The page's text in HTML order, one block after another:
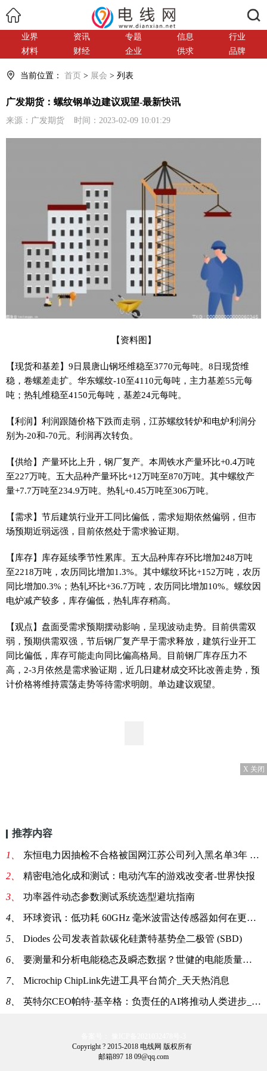
业界 资讯 专题 信息
行业
材料
财经 企业 供求 品牌
当前位置： 首页 > 展会 > 列表
广发期货：螺纹钢单边建议观望-最新快讯
来源：广发期货 时间：2023-02-09 10:01:29
【资料图】
【现货和基差】9日晨唐山钢坯维稳至3770元每吨。8日现货维
稳，卷螺差走扩。华东螺纹-10至4110元每吨，主力基差55元每
吨；热轧维稳至4150元每吨，基差24元每吨。
【利润】利润跟随价格下跌而走弱，江苏螺纹转炉和电炉利润分
别为-20和-70元。利润再次转负。
【供给】产量环比上升，钢厂复产。本周铁水产量环比+0.4万吨
至227万吨。五大品种产量环比+12万吨至870万吨。其中螺纹产
量+7.7万吨至234.9万吨。热轧+0.45万吨至306万吨。
【需求】节后建筑行业开工同比偏低，需求短期依然偏弱，但市
场预期近弱远强，目前依然处于需求验证期。
【库存】库存延续季节性累库。五大品种库存环比增加248万吨
至2218万吨，农历同比增加1.3%。其中螺纹环比+152万吨，农历
同比增加0.3%；热轧环比+36.7万吨，农历同比增加10%。螺纹因
电炉减产较多，库存偏低，热轧库存稍高。
【观点】盘面受需求预期摆动影响，呈现波动走势。目前供需双
弱，预期供需双强，节后钢厂复产早于需求释放，建筑行业开工
同比偏低，库存可能走向同比偏高格局。目前钢厂库存压力不
高，2-3月依然是需求验证期，近几日建材成交环比改善走势，预
计价格将维持震荡走势等待需求明朗。单边建议观望。
X 关闭
推荐内容
1、 东恒电力因抽检不合格被国网江苏公司列入黑名单3年 重点聚焦
2、 精密电池化成和测试：电动汽车的游戏改变者-世界快报
3、 功率器件动态参数测试系统选型避坑指南
4、 环球资讯：低功耗 60GHz 毫米波雷达传感器如何在更多应用中实现高精度传感
5、 Diodes 公司发表首款碳化硅萧特基势垒二极管 (SBD)
6、 要测量和分析电能稳态及瞬态数据？世健的电能质量分析仪小型导轨表方案恰如所需！
7、 Microchip ChipLink先进工具平台简介_天天热消息
8、 英特尔CEO帕特·基辛格：负责任的AI将推动人类进步_热消息
Copyright ? 2015-2018 电线网 版权所有
邮箱897 18 09@qq.com